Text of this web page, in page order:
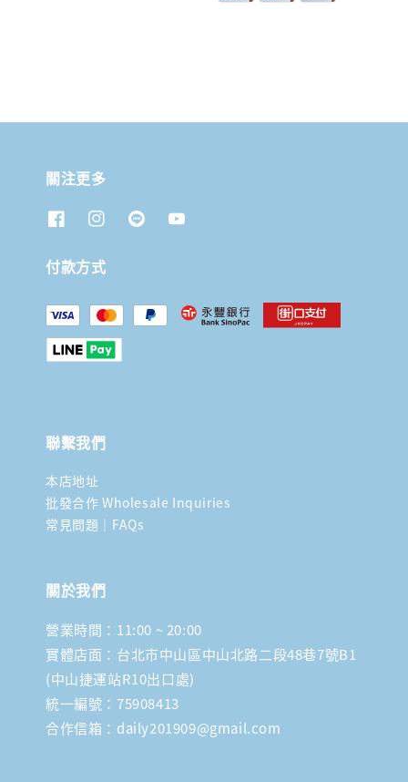
關注更多
付款方式
聯繫我們
本店地址
批發合作 Wholesale Inquiries
常見問題｜FAQs
關於我們
營業時間：11:00 ~ 20:00
實體店面：台北市中山區中山北路二段48巷7號B1
(中山捷運站R10出口處)
統一編號：75908413
合作信箱：daily201909@gmail.com